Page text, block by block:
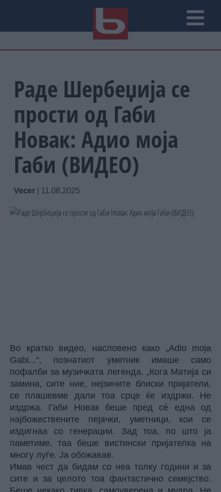
Раде Шербеџија се
прости од Габи
Новак: Адио моја
Габи (ВИДЕО)
Vecer 11.08.2025
Во кратко видео, насловено како „Adio moja
Gabi...“, познатиот уметник имаше само
пофалби за музичката легенда. „Кога Матија си
замина, сите ние, нејзините блиски пријатели,
се плашевме дали тоа срце ќе издржи. Не
издржа. Габи Новак беше пред сè една од
најбожествените пејачки, уметници, кои се
издигнаа со генерации. Зад тоа, по што ја
паметиме, таа беше вистински пријателка на
многу луѓе. Ја обожавав.
Имав чест да бидам со неа толку години и за
сите и за целото тоа фантастично семејство.